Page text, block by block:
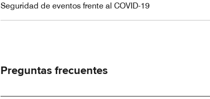
Seguridad de eventos frente al COVID-19
Preguntas frecuentes